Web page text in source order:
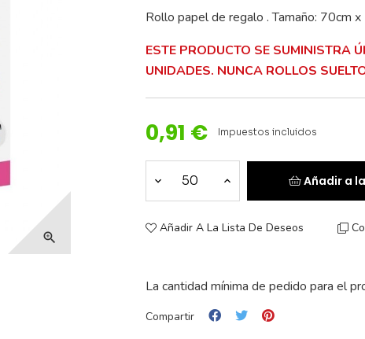

Rollo papel de regalo . Tamaño: 70cm
ESTE PRODUCTO SE SUMINISTRA
UNIDADES. NUNCA ROLLOS
0,91 € Impuestos incluidos
Añadir a
Añadir A La Lista De Deseos
La cantidad mínima de pedido para el
Compartir